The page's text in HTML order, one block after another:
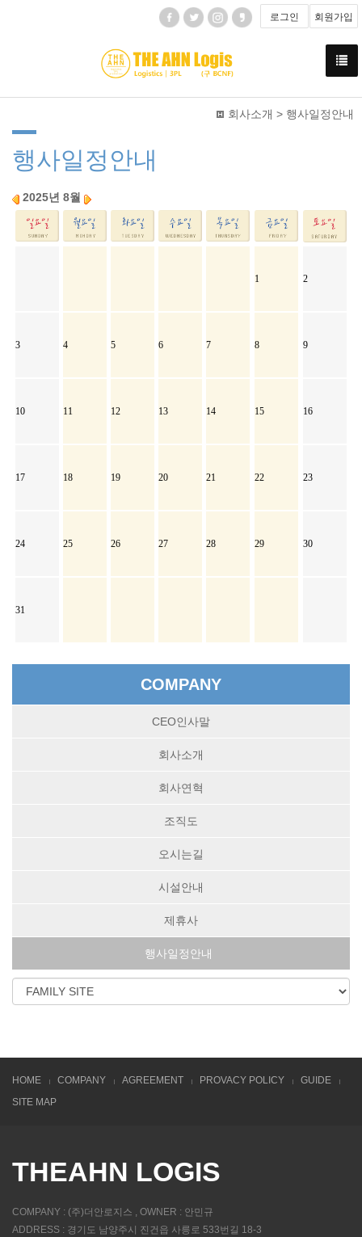
로그인 회원가입
회사소개 > 행사일정안내
행사일정안내
2025년 8월
1 2
3 4 5 6 7 8 9
10 11 12 13 14 15 16
17 18 19 20 21 22 23
24 25 26 27 28 29 30
31
COMPANY
CEO인사말
회사소개
회사연혁
조직도
오시는길
시설안내
제휴사
행사일정안내
HOME COMPANY AGREEMENT PROVACY POLICY
GUIDE
SITE MAP
THEAHN LOGIS
COMPANY : (주)더안로지스 , OWNER : 안민규
ADDRESS : 경기도 남양주시 진건읍 사릉로 533번길 18-3